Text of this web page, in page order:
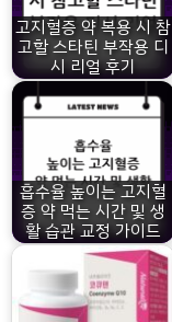
고지혈증 약 복용 시 참
고할 스타틴 부작용 디
시 리얼 후기
흡수율 높이는 고지혈
증 약 먹는 시간 및 생
활 습관 교정 가이드